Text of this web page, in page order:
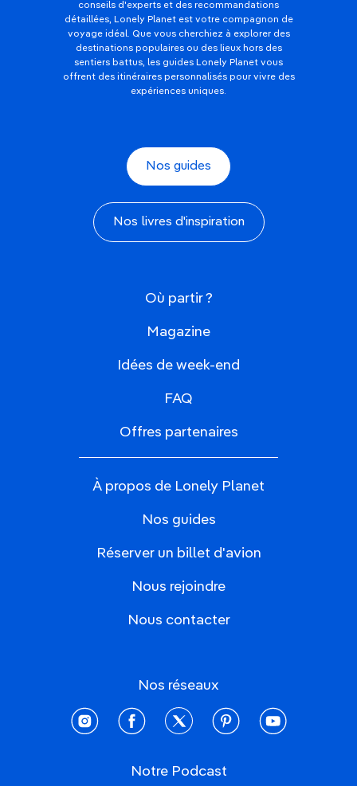
conseils d'experts et des recommandations
détaillées, Lonely Planet est votre compagnon de
voyage idéal. Que vous cherchiez à explorer des
destinations populaires ou des lieux hors des
sentiers battus, les guides Lonely Planet vous
offrent des itinéraires personnalisés pour vivre des
expériences uniques.
Nos guides
Nos livres d'inspiration
Où partir ?
Magazine
Idées de week-end
FAQ
Offres partenaires
À propos de Lonely Planet
Nos guides
Réserver un billet d'avion
Nous rejoindre
Nous contacter
Nos réseaux
instagramfacebooktwitter pinterestyoutube
Notre Podcast